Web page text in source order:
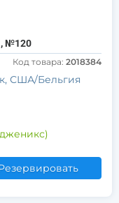
№120
Код товара: 2018384
США/Бельгия